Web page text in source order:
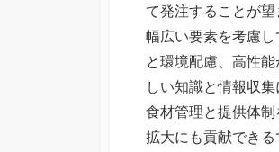
て発注することが
幅広い要素を考慮
と環境配慮、高性
しい知識と情報収
食材管理と提供体
拡大にも貢献できる